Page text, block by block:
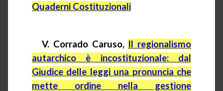
Quaderni Costituzionali
V. Corrado Caruso, Il regionalismo
autarchico è incostituzionale: dal
Giudice delle leggi una pronuncia che
mette ordine nella gestione